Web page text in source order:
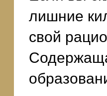
лишние
свой